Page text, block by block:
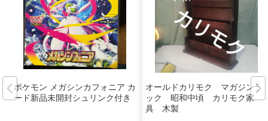
ポケモン メガシンカフォニア カ
ード新品未開封シュリンク付き
オールドカリモク マガジンラ
ック 昭和中頃 カリモク家
具 木製